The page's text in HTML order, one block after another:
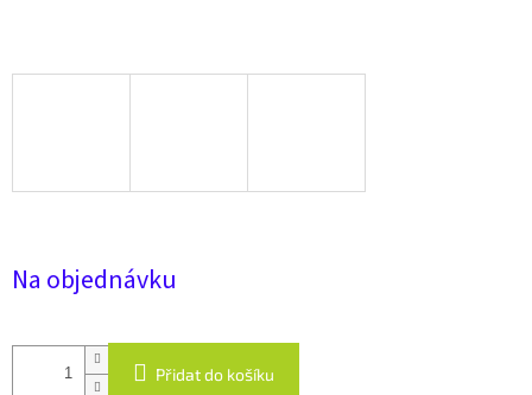
Na objednávku
Přidat do košíku